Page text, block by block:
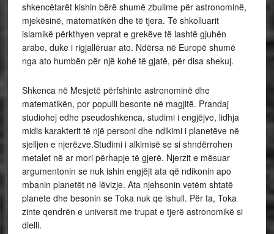
shkencëtarët kishin bërë shumë zbulime për astronominë,
mjekësinë, matematikën dhe të tjera. Të shkolluarit
islamikë përkthyen veprat e grekëve të lashtë gjuhën
arabe, duke i rigjallëruar ato. Ndërsa në Europë shumë
nga ato humbën për një kohë të gjatë, për disa shekuj.
Shkenca në Mesjetë përfshinte astronominë dhe
matematikën, por populli besonte në magjitë. Prandaj
studiohej edhe pseudoshkenca, studimi i engjëjve, lidhja
midis karakterit të një personi dhe ndikimi i planetëve në
sjelljen e njerëzve.Studimi i alkimisë se si shndërrohen
metalet në ar mori përhapje të gjerë. Njerzit e mësuar
argumentonin se nuk ishin engjëjt ata që ndikonin apo
mbanin planetët në lëvizje. Ata njehsonin vetëm shtatë
planete dhe besonin se Toka nuk qe ishull. Për ta, Toka
zinte qendrën e universit me trupat e tjerë astronomikë si
dielli.